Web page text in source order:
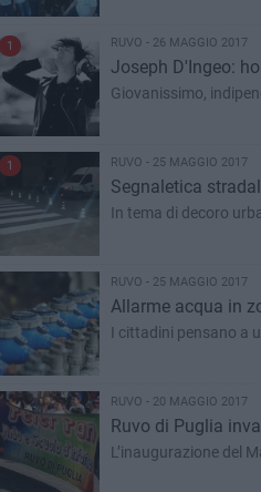
1 RUVO - 26 MAGGIO 2017
Joseph D'Ingeo:
Giovanissimo,
1 RUVO - 25 MAGGIO 2017
Segnaletica
In tema di decoro
RUVO - 25 MAGGIO 2017
Allarme acqua in
I cittadini pensano a
RUVO - 20 MAGGIO 2017
Ruvo di Puglia
L’inaugurazione del